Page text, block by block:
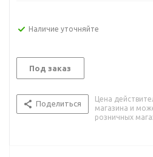
Наличие уточняйте
Под заказ
Поделиться
Цена
магазина и
розничных